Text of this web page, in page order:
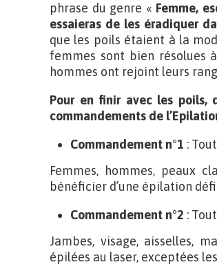
phrase du genre « Femme,
essaieras de les éradiquer
que les poils étaient à la
femmes sont bien résolues
hommes ont rejoint leurs
Pour en finir avec les poils,
commandements de
Commandement n°1 :
Femmes, hommes, peaux
bénéficier d’une épilation
Commandement n°2 :
Jambes, visage, aisselles,
épilées au laser, exceptées